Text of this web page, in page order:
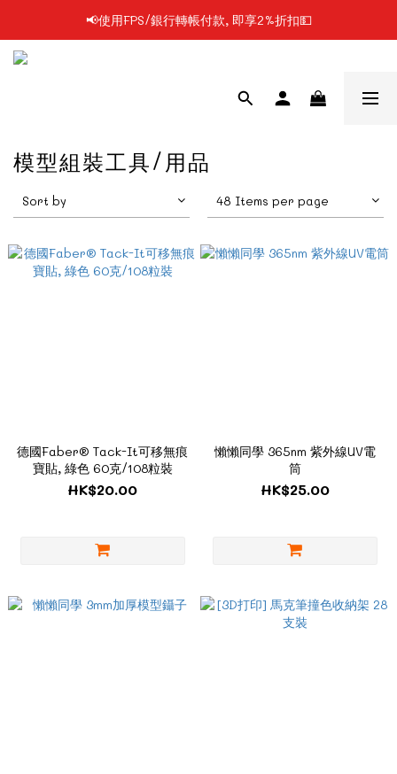
📢凡購物滿$199 順豐自提點免運費📦📦
📢凡購物滿$199 順豐自提點免運費📦📦
模型組裝工具/用品
Sort by 48 Items per page
德國Faber® Tack-It可移無痕
寶貼, 綠色 60克/108粒裝
HK$20.00
懶懶同學 365nm 紫外線UV電
筒
HK$25.00